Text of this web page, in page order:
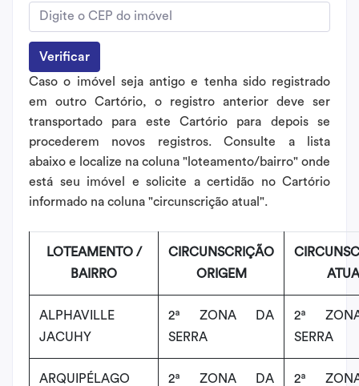
Verificar
Caso o imóvel seja antigo e tenha sido registrado
em outro Cartório, o registro anterior deve ser
transportado para este Cartório para depois se
procederem novos registros. Consulte a lista
abaixo e localize na coluna "loteamento/bairro" onde
está seu imóvel e solicite a certidão no Cartório
informado na coluna "circunscrição atual".
LOTEAMENTO /
BAIRRO
CIRCUNSCRIÇÃO
ORIGEM
ALPHAVILLE
JACUHY
2ª ZONA DA
SERRA
2ª
SERRA
ARQUIPÉLAGO 2ª ZONA DA 2ª